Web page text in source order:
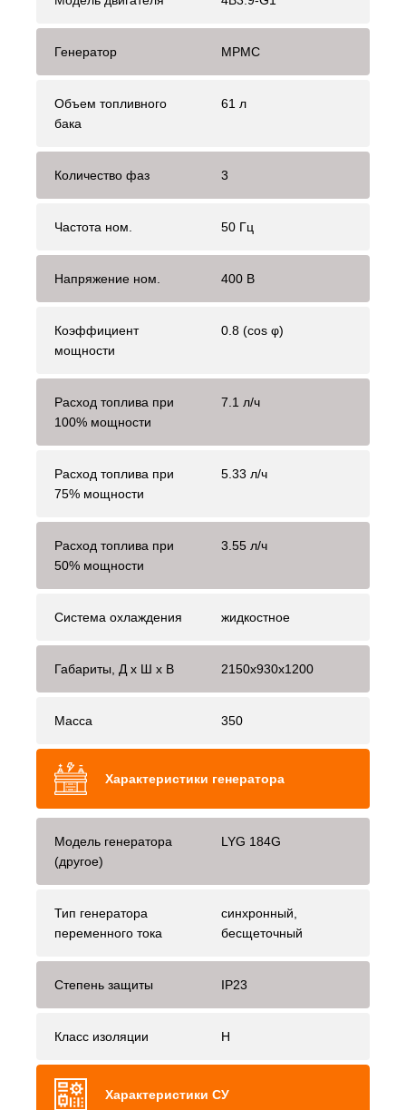
Генератор MPMC
Объем топливного
бака
61 л
Количество фаз 3
Частота ном. 50 Гц
Напряжение ном. 400 В
Коэффициент
мощности
0.8 (cos φ)
Расход топлива при
100% мощности
7.1 л/ч
Расход топлива при
75% мощности
5.33 л/ч
Расход топлива при
50% мощности
3.55 л/ч
Система охлаждения жидкостное
Габариты, Д x Ш x В 2150x930x1200
Масса 350
Характеристики генератора
Модель генератора
(другое)
LYG 184G
Тип генератора
переменного тока
синхронный,
бесщеточный
Степень защиты IP23
Класс изоляции H
Характеристики СУ